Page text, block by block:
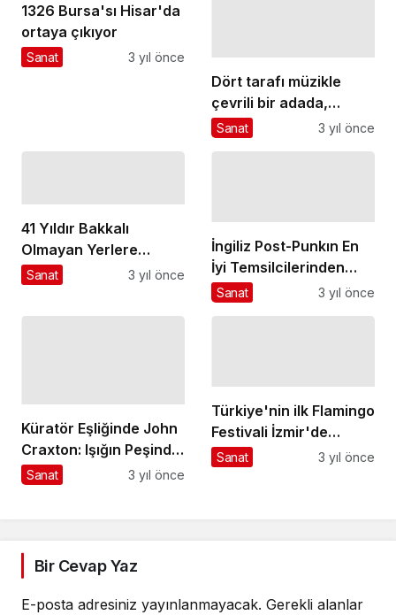
1326 Bursa'sı Hisar'da
ortaya çıkıyor
Sanat 3 yıl önce
Dört tarafı müzikle
çevrili bir adada,
eğlencesi Kendine Has
Sanat 3 yıl önce
41 Yıldır Bakkalı
Olmayan Yerlere
Bakkal Götürüyor
Sanat 3 yıl önce
İngiliz Post-Punkın En
İyi Temsilcilerinden
IDLES'ın Türkiye'deki
Sanat 3 yıl önce
Küratör Eşliğinde John
Craxton: Işığın Peşinde
Sergi Turları 19-21
Sanat 3 yıl önce
Türkiye'nin ilk Flamingo
Festivali İzmir'de
Gerçekleşiyor.
Sanat 3 yıl önce
Bir Cevap Yaz
E-posta adresiniz yayınlanmayacak. Gerekli alanlar